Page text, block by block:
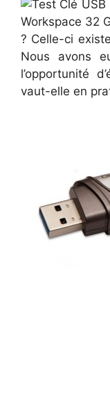
? Celle-ci
Nous avons
l’opportunité
vaut-elle en